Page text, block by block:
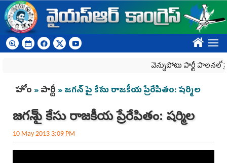
Skip to main content
????
వెన్నుపోటు పార్టీ పాలనలో
You are here
హోం »పార్టీ » జగన్ పై కేసు రాజకీయ ప్రేరేపితం: షర్మిల
జగన్ పై కేసు రాజకీయ ప్రేరేపితం: షర్మిల
10 May 2013 3:09 PM